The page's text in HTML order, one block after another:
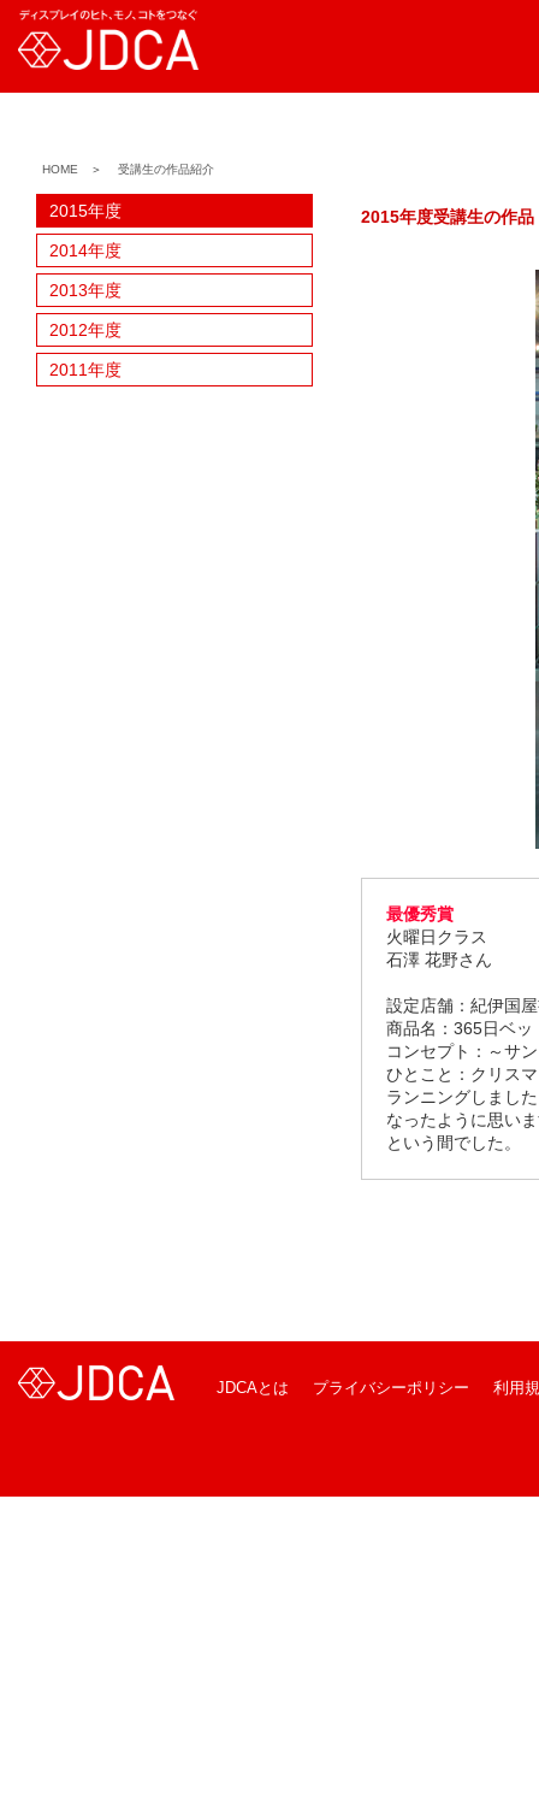
HOME ＞ 受講生の作品紹介
2015年度
2014年度
2013年度
2012年度
2011年度
2015年度受講生の作品
最優秀賞
火曜日クラス
石澤 花野さん
設定店舗：紀伊国
商品名：365日ベッ
コンセプト：～サ
ひとこと：クリス
ランニングしまし
なったように思い
という間でした。
JDCAとは プライバシーポリシー 利用